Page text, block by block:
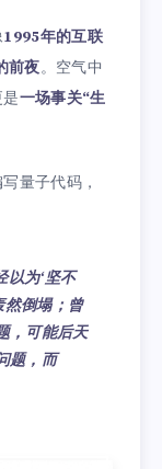
1995年的互联
前夜。空气中
一场事关“生
量子代码，
以为‘坚不
然倒塌；曾
，可能后天
题，而